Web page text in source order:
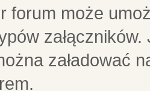
forum może
załadować